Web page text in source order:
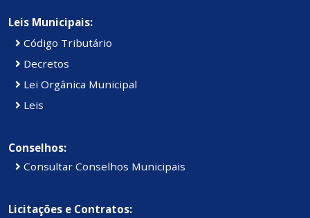
Leis Municipais:
Código Tributário
Decretos
Lei Orgânica Municipal
Leis
Conselhos:
Consultar Conselhos Municipais
Licitações e Contratos: